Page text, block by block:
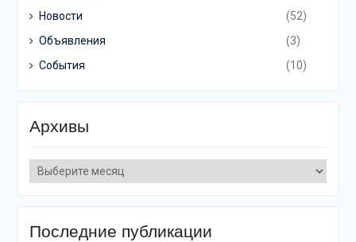
Новости
(52)
Объявления
(3)
События
(10)
Архивы
Архивы
Последние публикации